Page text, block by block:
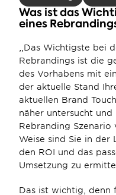
Was ist das
eines
,,Das Wichtigste bei
Rebrandings ist die
des Vorhabens mit
der aktuelle Stand
aktuellen Brand
näher untersucht
Rebranding
Weise sind Sie in der
den ROI und das
Umsetzung zu
Das ist wichtig, denn